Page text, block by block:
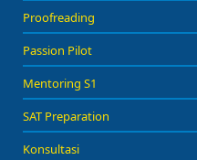
Proofreading
Passion Pilot
Mentoring S1
SAT Preparation
Konsultasi